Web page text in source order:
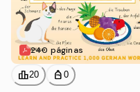
240 páginas
leaderboard20 personal_bag 0